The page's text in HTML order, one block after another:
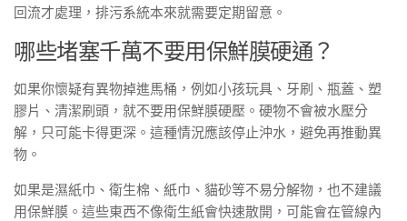
回流才處理，排污系統本來就需要定期留意。
哪些堵塞千萬不要用保鮮膜硬通？
如果你懷疑有異物掉進馬桶，例如小孩玩具、牙刷、瓶蓋、塑
膠片、清潔刷頭，就不要用保鮮膜硬壓。硬物不會被水壓分
解，只可能卡得更深。這種情況應該停止沖水，避免再推動異
物。
如果是濕紙巾、衛生棉、紙巾、貓砂等不易分解物，也不建議
用保鮮膜。這些東西不像衛生紙會快速散開，可能會在管線內